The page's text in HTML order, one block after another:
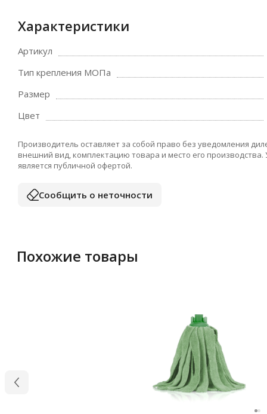
Характеристики
Артикул
Тип крепления МОПа
Размер
Цвет
Производитель оставляет за собой право без уведомления
внешний вид, комплектацию товара и место его
является публичной офертой.
Сообщить о неточности
Похожие товары